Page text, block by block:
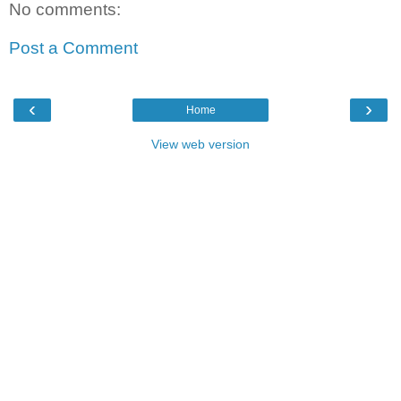
No comments:
Post a Comment
‹ ›
Home
View web version